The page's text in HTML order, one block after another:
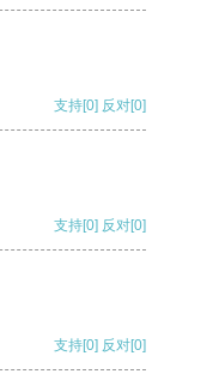
支持[0] 反对[0]
支持[0] 反对[0]
支持[0] 反对[0]